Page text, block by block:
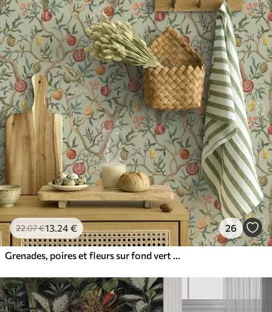
22.07€13.24€ 26
Grenades, poires et fleurs sur fond vert pâle